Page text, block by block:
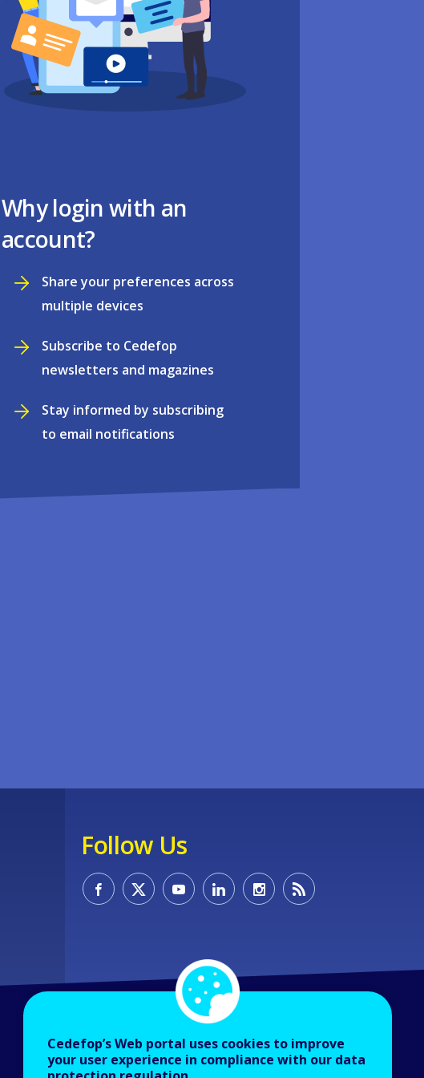
Why login with an
account?
Share your preferences across
multiple devices
Subscribe to Cedefop
newsletters and magazines
Stay informed by subscribing
to email notifications
Follow Us
Cedefop’s Web portal uses cookies to improve
your user experience in compliance with our data